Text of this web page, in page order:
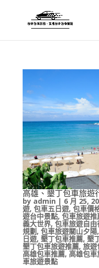
高雄、墾丁包車旅遊
by admin | 6 月 25,
遊, 包車五日遊, 包車價
遊台中景點, 包車旅遊推
義大世界, 包車旅遊自由
規劃, 包車旅遊關山夕陽,
日遊, 墾丁包車推薦, 墾
墾丁包車旅遊推薦, 旅遊
高雄包車推薦, 高雄包車
車旅遊景點